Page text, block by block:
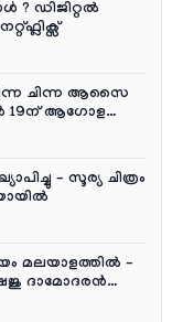
? ഡിജിറ്റൽ
ചിന്ന ആസൈ
19ന് ആഗോള
– സൂര്യ ചിത്രം
മലയാളത്തിൽ –
ദാമോദരൻ